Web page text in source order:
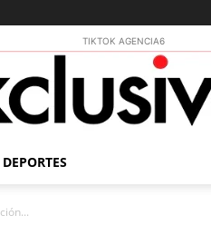
TIKTOK AGENCIA6
DEPORTES